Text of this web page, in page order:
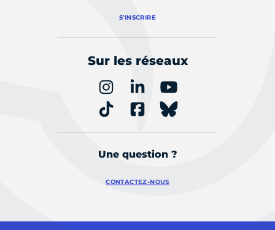
S'INSCRIRE
Sur les réseaux
Une question ?
CONTACTEZ-NOUS